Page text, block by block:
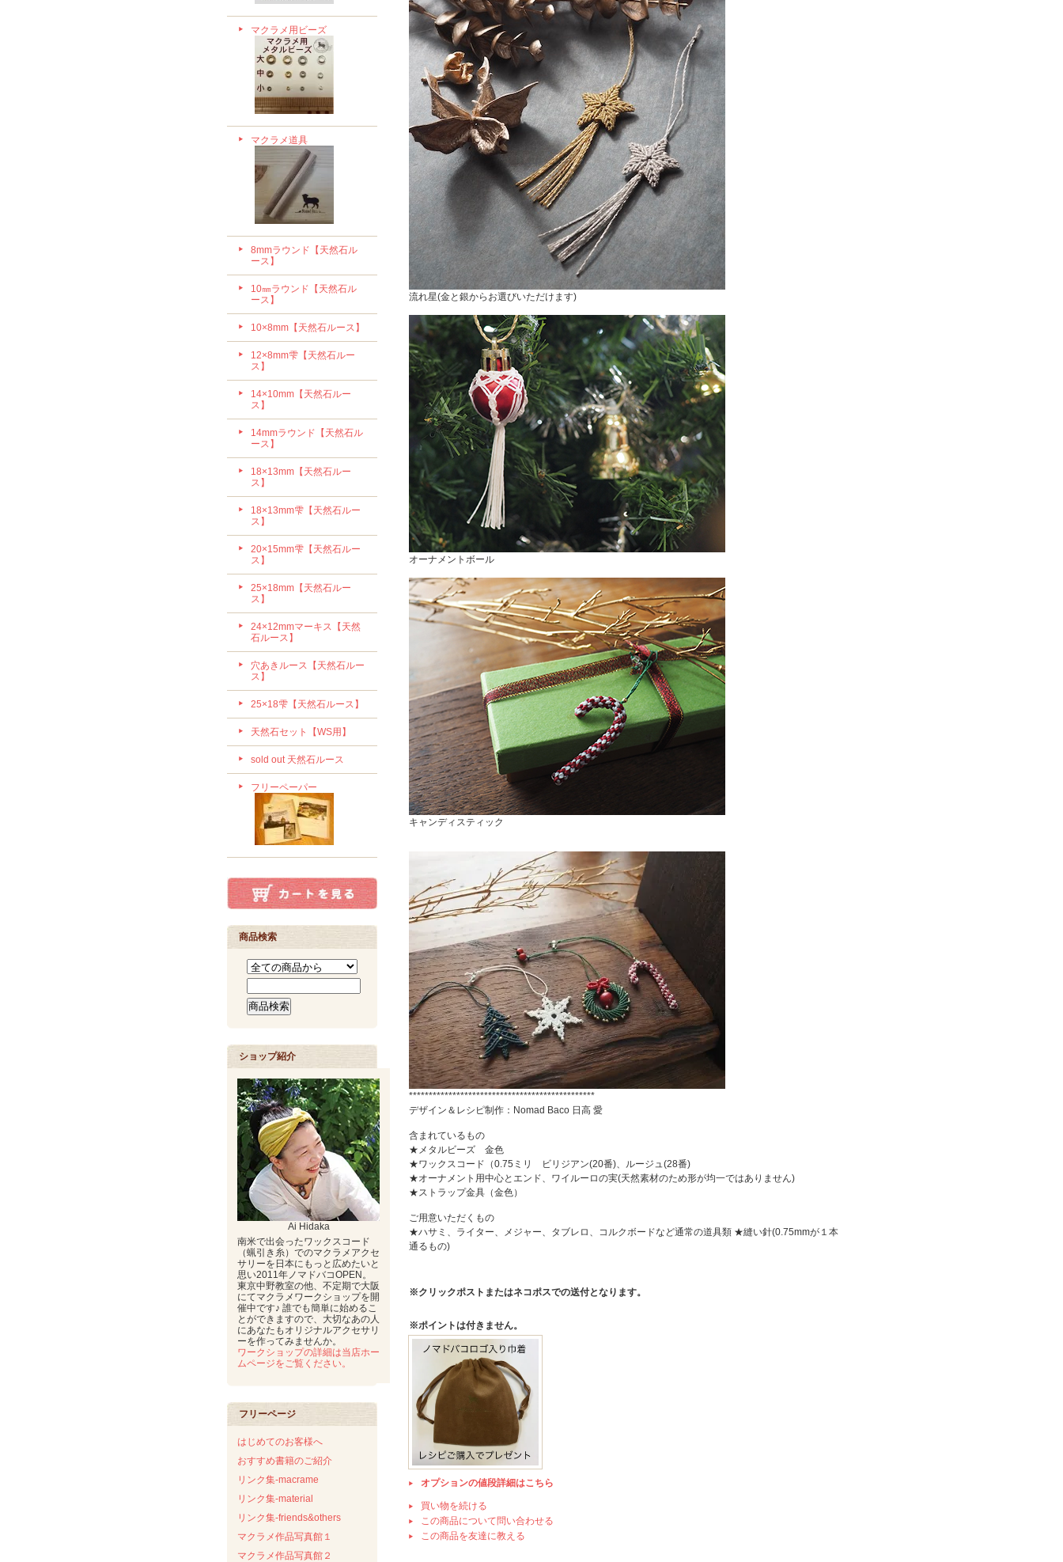
マクラメ用ビーズ
マクラメ道具
8mmラウンド【天然石ル
ース】
10㎜ラウンド【天然石ル
ース】
10×8mm【天然石ルース】
12×8mm雫【天然石ルー
ス】
14×10mm【天然石ルー
ス】
14mmラウンド【天然石ル
ース】
18×13mm【天然石ルー
ス】
18×13mm雫【天然石ルー
ス】
20×15mm雫【天然石ルー
ス】
25×18mm【天然石ルー
ス】
24×12mmマーキス【天然
石ルース】
穴あきルース【天然石ルー
ス】
25×18雫【天然石ルース】
天然石セット【WS用】
sold out 天然石ルース
フリーペーパー
商品検索
ショップ紹介
Ai Hidaka
南米で出会ったワックスコード
（蝋引き糸）でのマクラメアクセ
サリーを日本にもっと広めたいと
思い2011年ノマドバコOPEN。
東京中野教室の他、不定期で大阪
にてマクラメワークショップを開
催中です♪ 誰でも簡単に始めるこ
とができますので、大切なあの人
にあなたもオリジナルアクセサリ
ーを作ってみませんか。
ワークショップの詳細は当店ホー
ムページをご覧ください。
フリーページ
はじめてのお客様へ
おすすめ書籍のご紹介
リンク集-macrame
リンク集-material
リンク集-friends&others
マクラメ作品写真館１
マクラメ作品写真館２
流れ星(金と銀からお選びいただけます)
オーナメントボール
キャンディスティック
***********************************************
デザイン＆レシピ制作：Nomad Baco 日高 愛
含まれているもの
★メタルビーズ 金色
★ワックスコード（0.75ミリ ビリジアン(20番)、ルージュ(28番)
★オーナメント用中心とエンド、ワイルーロの実(天然素材のため形が均一ではありません)
★ストラップ金具（金色）
ご用意いただくもの
★ハサミ、ライター、メジャー、タブレロ、コルクボードなど通常の道具類 ★縫い針(0.75mmが１本
通るもの)
※クリックポストまたはネコポスでの送付となります。
※ポイントは付きません。
オプションの値段詳細はこちら
買い物を続ける
この商品について問い合わせる
この商品を友達に教える